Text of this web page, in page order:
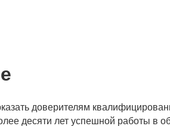
доверителям
десяти лет успешной работы в